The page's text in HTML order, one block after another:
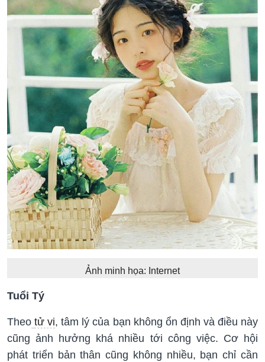
Ảnh minh họa: Internet
Tuổi Tý
Theo tử vi, tâm lý của bạn không ổn định và điều này
cũng ảnh hưởng khá nhiều tới công việc. Cơ hội
phát triển bản thân cũng không nhiều, bạn chỉ cần